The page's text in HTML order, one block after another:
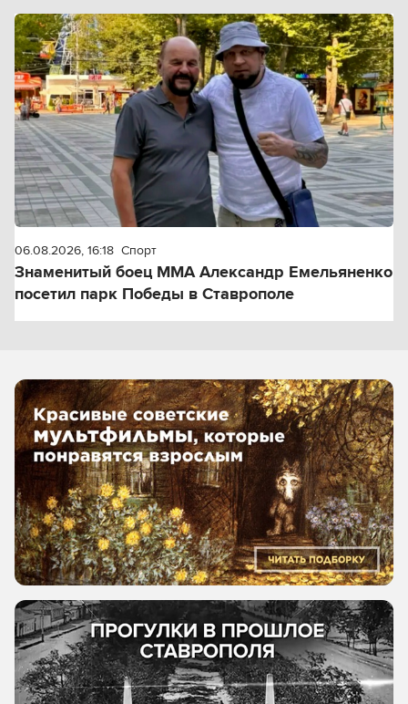
06.08.2026, 16:18 Спорт
Знаменитый боец ММА Александр Емельяненко
посетил парк Победы в Ставрополе